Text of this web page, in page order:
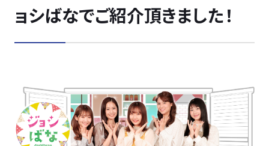
ョシばなでご紹介頂きました！